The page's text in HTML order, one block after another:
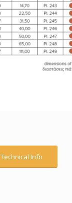
Technical Info